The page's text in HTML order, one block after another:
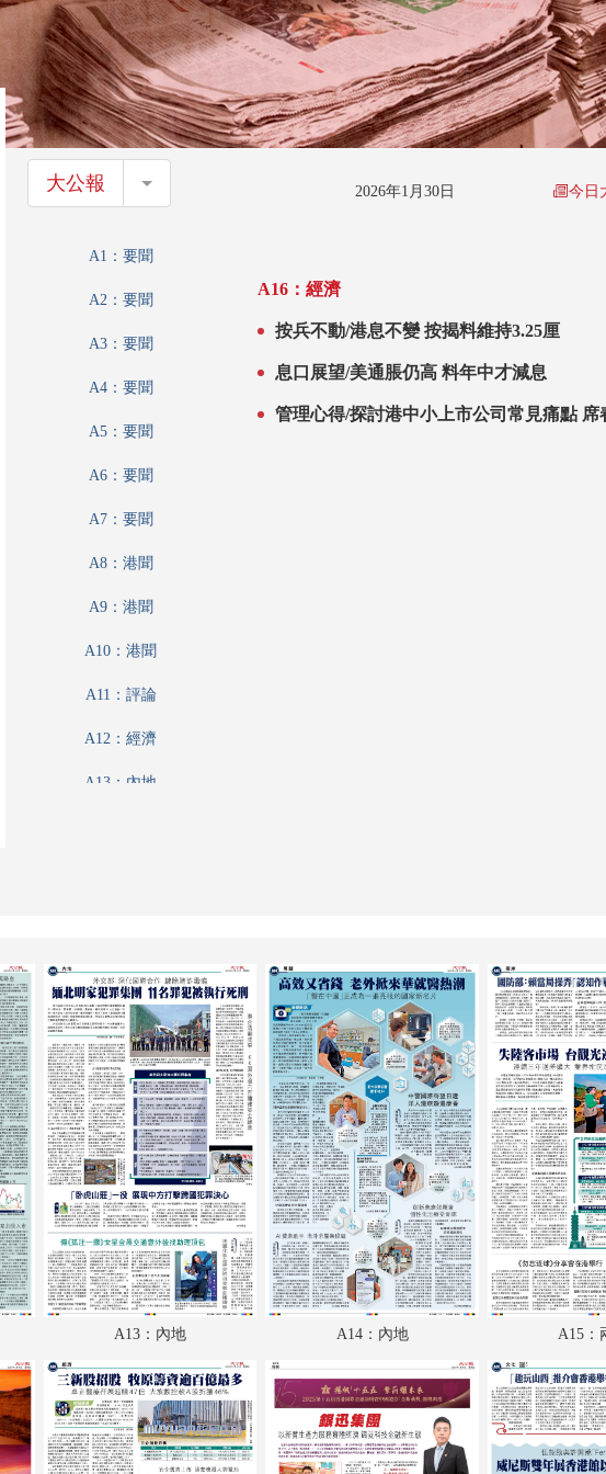
大公報 大公報 2026年1月30日 今日
A1：要聞
A2：要聞
A3：要聞
A4：要聞
A5：要聞
A6：要聞
A7：要聞
A8：港聞
A9：港聞
A10：港聞
A11：評論
A12：經濟
A13：內地
A18：經濟
A19：特刊
A20：文化
A21：廣告
A22：體育
A23：國際
A24：國際
B1：體育
B3：小公園
B4：經濟
A16：經濟
按兵不動/港息不變 按揭料維持3.25厘
息口展望/美通脹仍高 料年中才減息
管理心得/探討港中小上市公司常見痛點 席
A13：內地 A14：內地 A15：